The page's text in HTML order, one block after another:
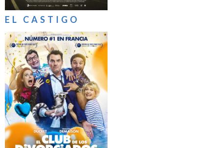
EL CASTIGO